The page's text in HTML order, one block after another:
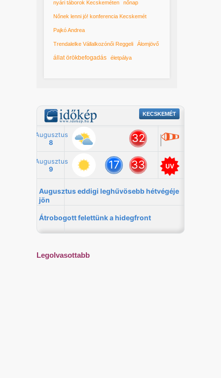
nyári táborok Kecskeméten nőnap
Nőnek lenni jó! konferencia Kecskemét
Pajkó Andrea
Trendalelke Vállalkozónői Reggeli Álomjövő
állat örökbefogadás életpálya
Legolvasottabb